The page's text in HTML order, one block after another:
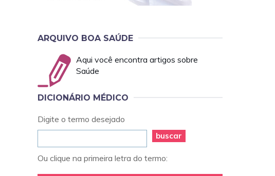
ARQUIVO BOA SAÚDE
Aqui você encontra artigos sobre
Saúde
DICIONÁRIO MÉDICO
Digite o termo desejado
buscar
Ou clique na primeira letra do termo: